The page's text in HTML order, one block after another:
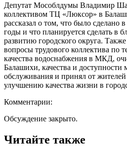
Депутат Мособлдумы Владимир
коллективом ТЦ «Люксор» в
рассказал о том, что было сделано
годы и что планируется сделать в
развитию городского округа.
вопросы трудового коллектива по
качества водоснабжения в МКД,
Балашихи, качества и доступности
обслуживания и принял от
улучшению качества жизни в
Комментарии:
Обсуждение закрыто.
Читайте также